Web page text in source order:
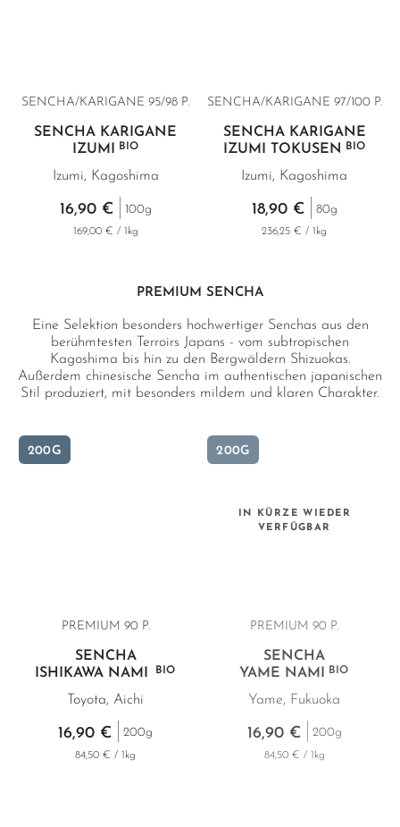
SENCHA/KARIGANE 95/98 P.
SENCHA KARIGANE
IZUMI
BIO
Izumi, Kagoshima
16,90 € 100g
169,00 € / 1kg
SENCHA/KARIGANE 97/100 P.
SENCHA KARIGANE
IZUMI TOKUSEN
BIO
Izumi, Kagoshima
18,90 € 80g
236,25 € / 1kg
PREMIUM SENCHA
Eine Selektion besonders hochwertiger Senchas aus den
berühmtesten Terroirs Japans - vom subtropischen
Kagoshima bis hin zu den Bergwäldern Shizuokas.
Außerdem chinesische Sencha im authentischen japanischen
Stil produziert, mit besonders mildem und klaren Charakter.
vergleichende Verkostung geeignet.
200G
PREMIUM 90 P.
SENCHA
ISHIKAWA NAMI
BIO
Toyota, Aichi
16,90 € 200g
84,50 € / 1kg
200G
IN KÜRZE WIEDER
VERFÜGBAR
PREMIUM90 P.
SENCHA
YAME NAMIBIO
Yame, Fukuoka
16,90 € 200g
84,50 € / 1kg